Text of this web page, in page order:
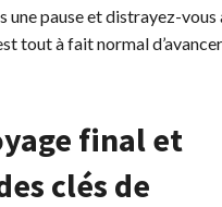
une pause et distrayez-vous
tout à fait normal
final et
clés de